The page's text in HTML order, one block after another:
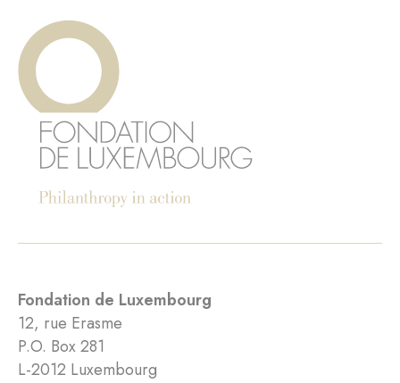
Fondation de Luxembourg
12, rue Erasme
P.O. Box 281
L-2012 Luxembourg